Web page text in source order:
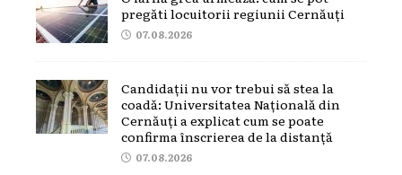
pregăti locuitorii regiunii Cernăuți
07.08.2026
Candidații nu vor trebui să stea la
coadă: Universitatea Națională din
Cernăuți a explicat cum se poate
confirma înscrierea de la distanță
07.08.2026